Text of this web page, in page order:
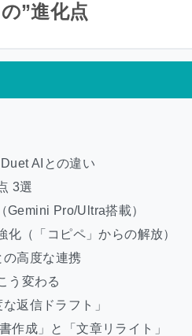
”進化点
AIとの違い
3選
Pro/Ultra搭載）
（「コピペ」からの解放）
高度な連携
う変わる
返信ドラフト」
作成」と「文章リライト」